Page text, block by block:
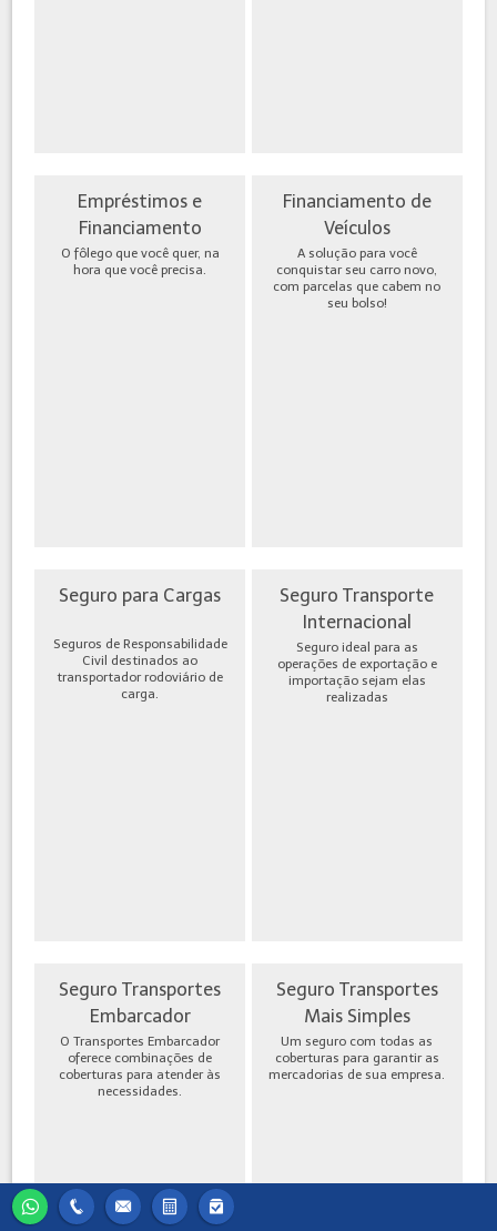
Empréstimos e
Financiamento
O fôlego que você quer, na
hora que você precisa.
Financiamento de
Veículos
A solução para você
conquistar seu carro novo,
com parcelas que cabem no
seu bolso!
Seguro para Cargas
Seguros de Responsabilidade
Civil destinados ao
transportador rodoviário de
carga.
Seguro Transporte
Internacional
Seguro ideal para as
operações de exportação e
importação sejam elas
realizadas
Seguro Transportes
Embarcador
O Transportes Embarcador
oferece combinações de
coberturas para atender às
necessidades.
Seguro Transportes
Mais Simples
Um seguro com todas as
coberturas para garantir as
mercadorias de sua empresa.